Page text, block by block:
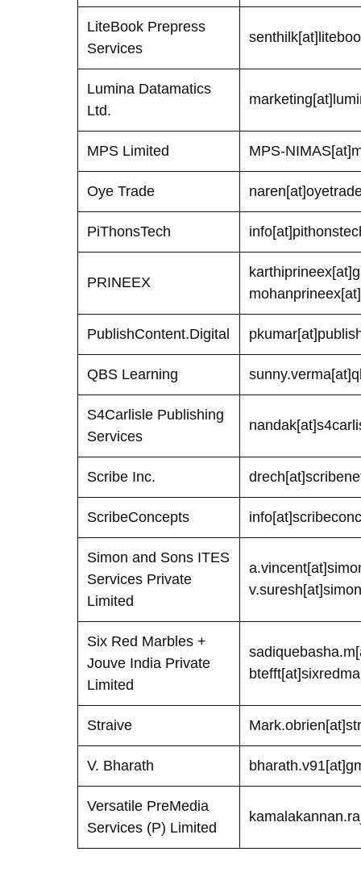
LiteBook Prepress
Services
Lumina Datamatics
Ltd.
MPS Limited MPS-
Oye Trade
PiThonsTech
PRINEEX
PublishContent.Digital
QBS Learning
S4Carlisle Publishing
Services
Scribe Inc.
ScribeConcepts
Simon and Sons ITES
Services Private
Limited
Six Red Marbles +
Jouve India Private
Limited
Straive
V. Bharath
Versatile PreMedia
Services (P) Limited